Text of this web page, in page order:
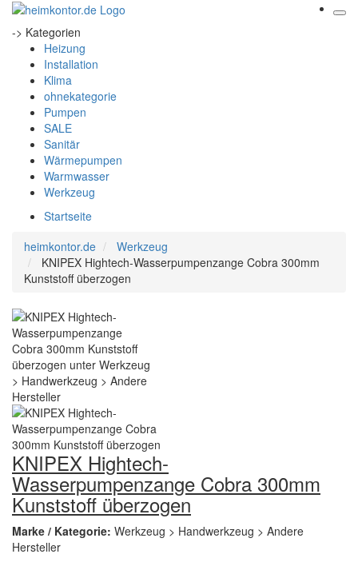
-> Kategorien
Heizung
Installation
Klima
ohnekategorie
Pumpen
SALE
Sanitär
Wärmepumpen
Warmwasser
Werkzeug
Startseite
heimkontor.de
Werkzeug
KNIPEX Hightech-Wasserpumpenzange Cobra 300mm
Kunststoff überzogen
KNIPEX Hightech-
Wasserpumpenzange Cobra 300mm
Kunststoff überzogen
Marke / Kategorie: Werkzeug > Handwerkzeug > Andere
Hersteller